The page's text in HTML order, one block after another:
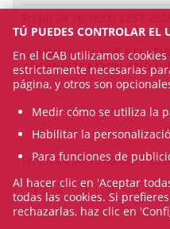
COMMISSION FOR
ADMINISTRATION AND
Fri Jul 24 16:16:00 CEST
1 2 3 4 5
TÚ PUEDES CONTROLAR EL
En el ICAB utilizamos
estrictamente necesarias
página, y otros son
Medir cómo se utiliza la
Habilitar la
Para funciones de
Al hacer clic en 'Aceptar
todas las cookies. Si
rechazarlas, haz clic en